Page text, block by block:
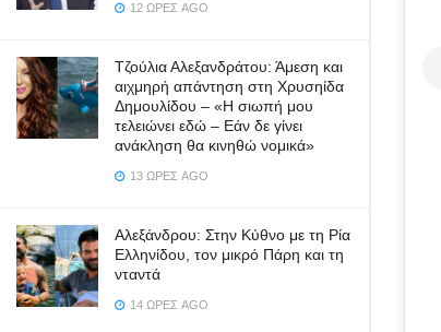
12 ΏΡΕΣ AGO
Τζούλια Αλεξανδράτου: Άμεση και
αιχμηρή απάντηση στη Χρυσηίδα
Δημουλίδου – «Η σιωπή μου
τελειώνει εδώ – Εάν δε γίνει
ανάκληση θα κινηθώ νομικά»
13 ΏΡΕΣ AGO
Αλεξάνδρου: Στην Κύθνο με τη Ρία
Ελληνίδου, τον μικρό Πάρη και τη
νταντά
14 ΏΡΕΣ AGO